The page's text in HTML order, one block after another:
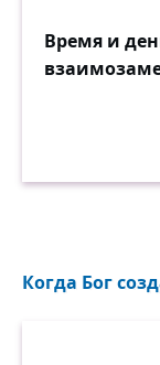
Время и
Когда Бог